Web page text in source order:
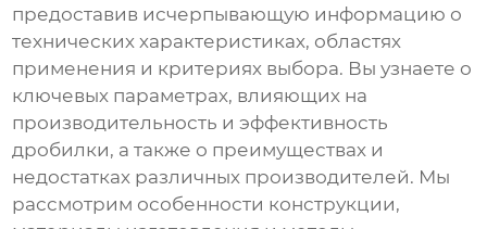
предоставив исчерпывающую информацию о
технических характеристиках, областях
применения и критериях выбора. Вы узнаете о
ключевых параметрах, влияющих на
производительность и эффективность
дробилки, а также о преимуществах и
недостатках различных производителей. Мы
рассмотрим особенности конструкции,